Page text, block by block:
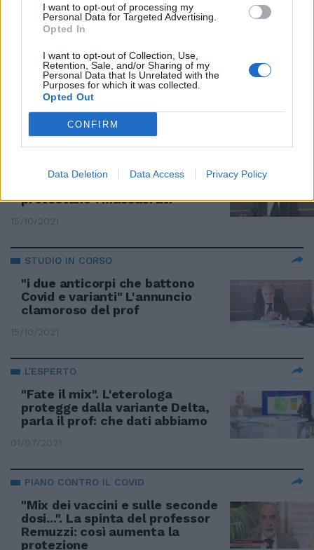
I want to opt-out of processing my
Personal Data for Targeted Advertising.
Opted In
I want to opt-out of Collection, Use,
Retention, Sale, and/or Sharing of my
Personal Data that Is Unrelated with the
Purposes for which it was collected.
Opted Out
CONFIRM
Data Deletion Data Access Privacy Policy
Non c'è solo il vaccino. Bomba di
Remuzzi, i due farmaci comuni
che possono battere il Covid
25/10/2021
L'ARIA CHE TIRA
Green Pass, il prof smonta la
protestano". Massacrati
15/10/2021
STUDIO IN CORSO
"i due anticorpi che battono
Covid e varianti" L'annuncio
clamoroso del prof
15/10/2021
L'ESPERTO
"Fate il mix". L'eterologa
protegge dalla variante Delta,
parla il prof: che dati abbiamo
01/07/2021
PIANO CONTRO IL COVID
"Mix dei vaccini e sulle seconde
dosi...". La spinta del professor
Remuzzi: così aumenta la
protezione